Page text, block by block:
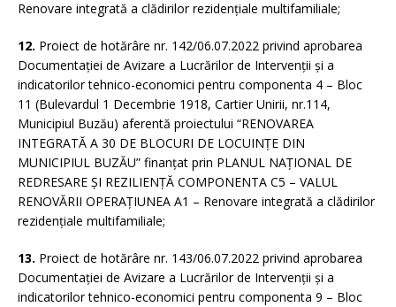
Renovare integrată a clădirilor rezidențiale multifamiliale;
12. Proiect de hotărâre nr. 142/06.07.2022 privind aprobarea
Documentației de Avizare a Lucrărilor de Intervenții și a
indicatorilor tehnico-economici pentru componenta 4 – Bloc
11 (Bulevardul 1 Decembrie 1918, Cartier Unirii, nr.114,
Municipiul Buzău) aferentă proiectului “RENOVAREA
INTEGRATĂ A 30 DE BLOCURI DE LOCUINȚE DIN
MUNICIPIUL BUZĂU” finanțat prin PLANUL NAȚIONAL DE
REDRESARE ȘI REZILIENȚĂ COMPONENTA C5 – VALUL
RENOVĂRII OPERAȚIUNEA A1 – Renovare integrată a clădirilor
rezidențiale multifamiliale;
13. Proiect de hotărâre nr. 143/06.07.2022 privind aprobarea
Documentației de Avizare a Lucrărilor de Intervenții și a
indicatorilor tehnico-economici pentru componenta 9 – Bloc